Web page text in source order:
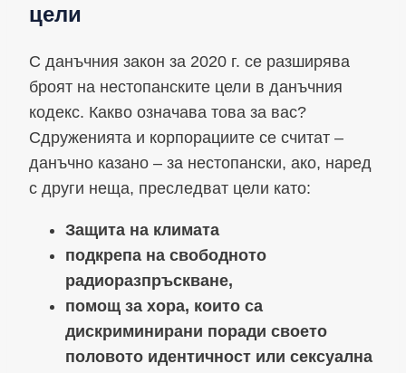
цели
С данъчния закон за 2020 г. се разширява
броят на нестопанските цели в данъчния
кодекс. Какво означава това за вас?
Сдруженията и корпорациите се считат –
данъчно казано – за нестопански, ако, наред
с други неща, преследват цели като:
Защита на климата
подкрепа на свободното
радиоразпръскване,
помощ за хора, които са
дискриминирани поради своето
половото идентичност или сексуална